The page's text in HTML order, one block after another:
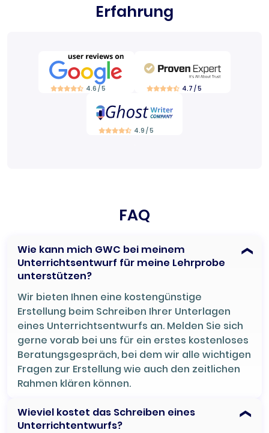
Erfahrung
4.6 / 5 4.7 / 5
4.9 / 5
FAQ
Wie kann mich GWC bei meinem
Unterrichtsentwurf für meine Lehrprobe
unterstützen?
Wir bieten Ihnen eine kostengünstige
Erstellung beim Schreiben Ihrer Unterlagen
eines Unterrichtsentwurfs an. Melden Sie sich
gerne vorab bei uns für ein erstes kostenloses
Beratungsgespräch, bei dem wir alle wichtigen
Fragen zur Erstellung wie auch den zeitlichen
Rahmen klären können.
Wieviel kostet das Schreiben eines
Unterrichtentwurfs?